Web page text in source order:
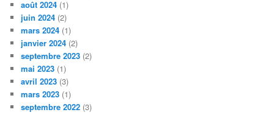
août 2024 (1)
juin 2024 (2)
mars 2024 (1)
janvier 2024 (2)
septembre 2023 (2)
mai 2023 (1)
avril 2023 (3)
mars 2023 (1)
septembre 2022 (3)